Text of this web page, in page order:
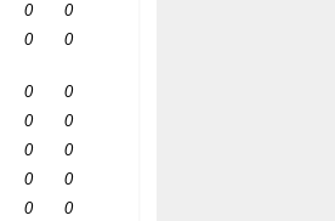
0
0
0 0
0
0
0
0
0
0
0
0
0
0